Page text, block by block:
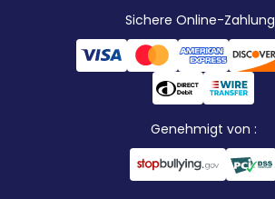
Sichere Online-Zahlung
Genehmigt von :